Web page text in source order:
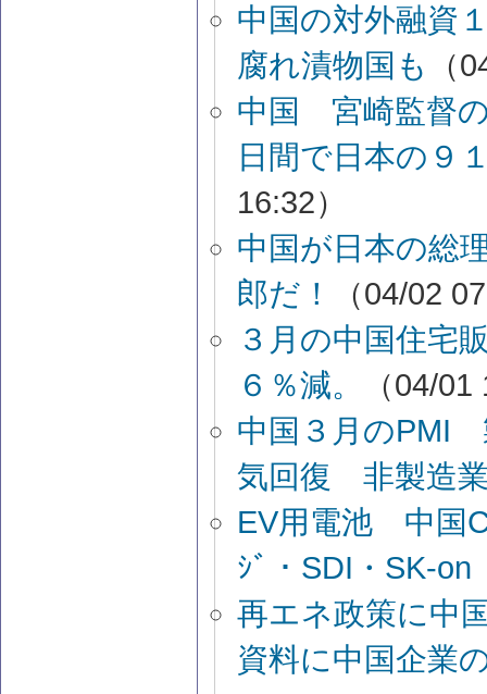
中国の対外融
腐れ漬物国も
（
中国 宮崎監督
日間で日本の９
16:32）
中国が日本の総
郎だ！
（04/02
３月の中国住宅
６％減。
（04/
中国３月のPMI
気回復 非製造
EV用電池 中国
ｼﾞ・SDI・SK-on
再エネ政策に中
資料に中国企業